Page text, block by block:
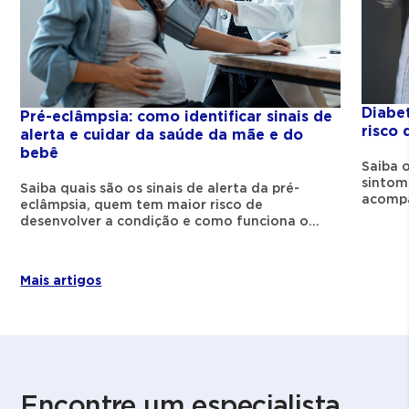
LP (Low Platelet Count): diminuição das
plaquetas, responsáveis pela coagulação.
Essa condição costuma surgir após a 28ª
semana de gravidez, mas também pode
aparecer no período logo após o parto, o
que exige atenção mesmo no pós-parto.
Quais são os sintomas da
síndrome de HELLP?
(principalmente do lado direito);
Pré-eclâmpsia: como identificar sinais de
alerta e cuidar da saúde da mãe e do
bebê
Saiba quais são os sinais de alerta da pré-
eclâmpsia, quem tem maior risco de
desenvolver a condição e como funciona o
risco
Saiba
Mais artigos